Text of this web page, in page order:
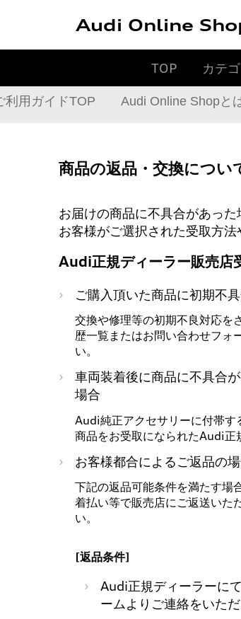
Audi Online
TOP カテ
利用ガイドTOP Audi Online Shopと
商品の返品・交換につい
お届けの商品に不具合があっ
お客様がご選択された受取方
Audi正規ディーラー販売店
ご購入頂いた商品に初期不
交換や修理等の初期不良対応を
歴一覧またはお問い合わせフォ
い。
車両装着後に商品に不具合
場合
Audi純正アクセサリーに付帯す
商品をお受取になられたAudi正
お客様都合によるご返品の
下記の返品可能条件を満たす場
着払い等で販売店にご返送いた
い。
[返品条件]
Audi正規ディーラーに
ームよりご連絡をいただ